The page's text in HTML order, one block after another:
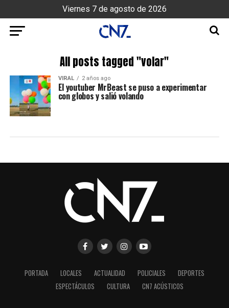
Viernes 7 de agosto de 2026
All posts tagged "volar"
VIRAL 2 años ago
El youtuber MrBeast se puso a experimentar
con globos y salió volando
PORTADA LOCALES ACTUALIDAD POLICIALES
DEPORTES
ESPECTÁCULOS
CULTURA CN7 ACÚSTICOS